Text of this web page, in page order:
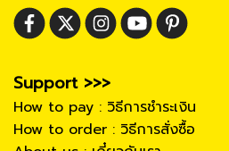
Support >>>
How to pay : วิธีการชำระเงิน
How to order : วิธีการสั่งซื้อ